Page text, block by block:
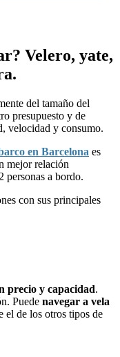
Velero, yate,
del tamaño del
presupuesto y de
velocidad y consumo.
en Barcelona es
mejor relación
personas a bordo.
con sus principales
precio y capacidad.
Puede navegar a vela
el de los otros tipos de